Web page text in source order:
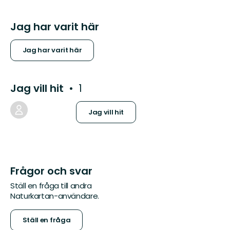
Jag har varit här
Jag har varit här
Jag vill hit 1
Jag vill hit
Frågor och svar
Ställ en fråga till andra
Naturkartan-användare.
Ställ en fråga